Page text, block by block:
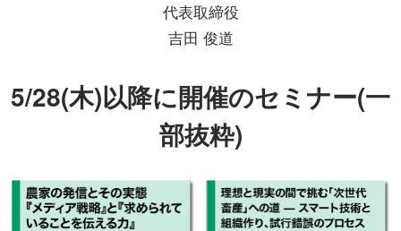
代表取締役
吉田 俊道
5/28(木)以降に開催のセミナー(一
部抜粋)